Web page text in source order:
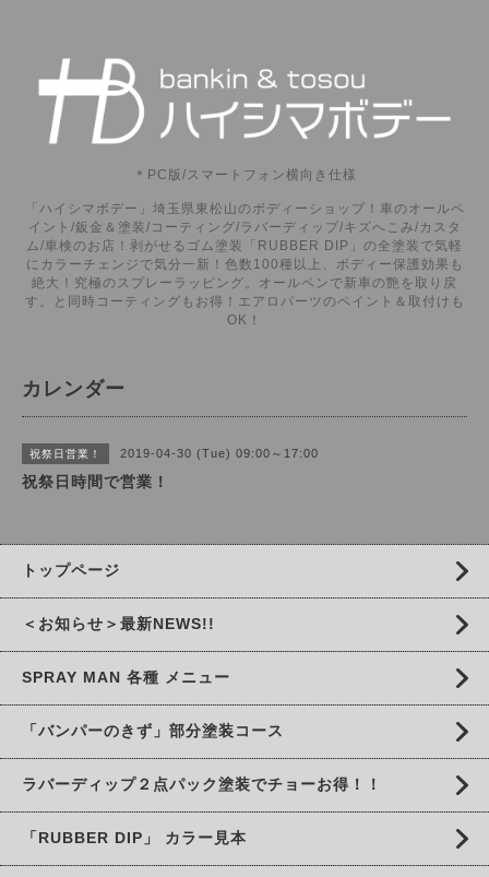
＊PC版/スマートフォン横向き仕様
「ハイシマボデー」埼玉県東松山のボディーショップ！車のオールペ
イント/鈑金＆塗装/コーティング/ラバーディップ/キズへこみ/カスタ
ム/車検のお店！剥がせるゴム塗装「RUBBER DIP」の全塗装で気軽
にカラーチェンジで気分一新！色数100種以上、ボディー保護効果も
絶大！究極のスプレーラッピング。オールペンで新車の艶を取り戻
す。と同時コーティングもお得！エアロパーツのペイント＆取付けも
OK！
カレンダー
祝祭日営業！ 2019-04-30 (Tue) 09:00～17:00
祝祭日時間で営業！
トップページ
＜お知らせ＞最新NEWS!!
SPRAY MAN 各種 メニュー
「バンパーのきず」部分塗装コース
ラバーディップ２点パック塗装でチョーお得！！
「RUBBER DIP」 カラー見本